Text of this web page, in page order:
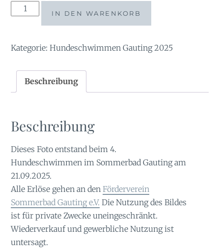
tauchsucht20250921_140152
IN DEN WARENKORB
Kategorie:Hundeschwimmen Gauting 2025
Beschreibung
Beschreibung
Dieses Foto entstand beim 4.
Hundeschwimmen im Sommerbad Gauting am
21.09.2025.
Alle Erlöse gehen an denFörderverein
Sommerbad Gauting e.V. Die Nutzung des Bildes
ist für private Zwecke uneingeschränkt.
Wiederverkauf und gewerbliche Nutzung ist
untersagt.